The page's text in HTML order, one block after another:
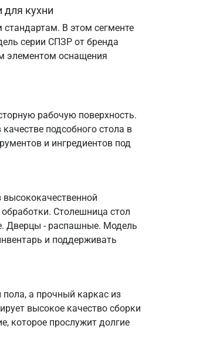
кухни
В этом сегменте
серии СПЗР от бренда
элементом оснащения
рабочую поверхность.
подсобного стола в
и ингредиентов под
Столешница стол
Дверцы - распашные. Модель
и поддерживать
а прочный каркас из
высокое качество сборки
которое прослужит долгие